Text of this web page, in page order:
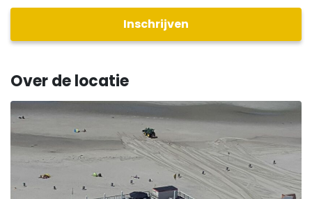
Inschrijven
Over de locatie